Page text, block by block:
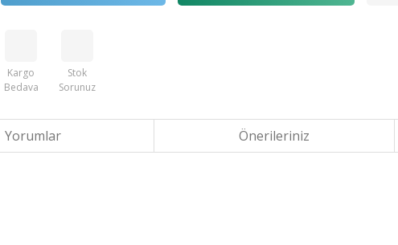
Kargo
Bedava
Stok
Sorunuz
Yorumlar Önerileriniz